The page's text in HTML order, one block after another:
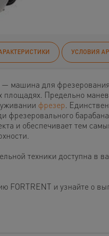
УСЛОВИЯ
машина для
площадях. Предельно
фрезер .
фрезеровального
и обеспечивает тем
техники доступна в
FORTRENT и узнайте о